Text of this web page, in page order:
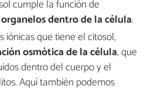
cumple la función de
dentro de la célula.
iónicas que tiene el citosol,
osmótica de la célula, que
dentro del cuerpo y el
Aquí también podemos